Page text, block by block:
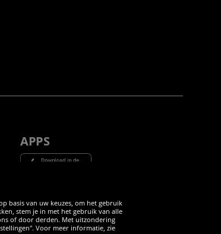
APPS
basis van uw keuzes, om het gebruik
stem je in met het gebruik van alle
of door derden. Met uitzondering
Voor meer informatie, zie